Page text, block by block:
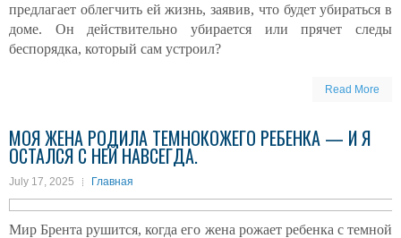
предлагает облегчить ей жизнь, заявив, что будет убираться в
доме. Он действительно убирается или прячет следы
беспорядка, который сам устроил?
Read More
МОЯ ЖЕНА РОДИЛА ТЕМНОКОЖЕГО РЕБЕНКА — И Я
ОСТАЛСЯ С НЕЙ НАВСЕГДА.
July 17, 2025 Главная
Мир Брента рушится, когда его жена рожает ребенка с темной